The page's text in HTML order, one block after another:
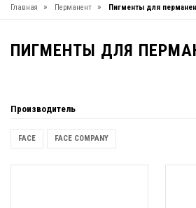
Главная » Перманент » Пигменты для
ПИГМЕНТЫ ДЛЯ
Производитель
FACE FACE COMPANY